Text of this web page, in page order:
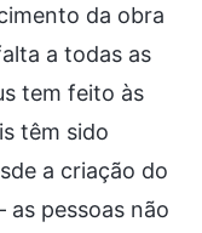
da obra
a todas as
tem feito às
têm sido
a criação do
pessoas não